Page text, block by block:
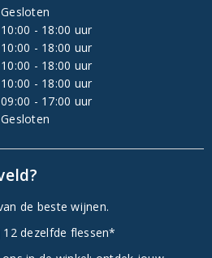
Gesloten
10:00 - 18:00 uur
10:00 - 18:00 uur
10:00 - 18:00 uur
10:00 - 18:00 uur
09:00 - 17:00 uur
Gesloten
de beste wijnen.
dezelfde flessen*